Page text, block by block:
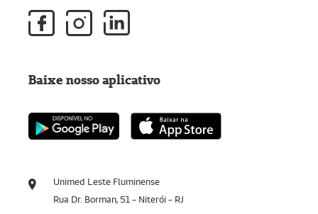
Unimed Leste Fluminense
Rua Dr. Borman, 51 - Niterói - RJ
Baixe nosso aplicativo